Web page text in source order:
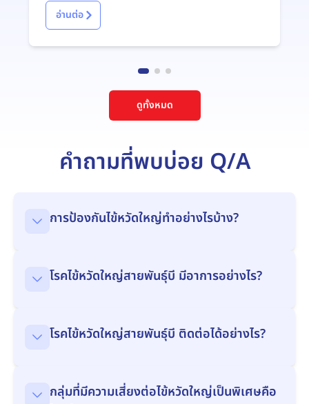
อ่านต่อ
ดูทั้งหมด
คำถามที่พบบ่อย Q/A
การป้องกันไข้หวัดใหญ่ทำอย่างไรบ้าง?
โรคไข้หวัดใหญ่สายพันธุ์บี มีอาการอย่างไร?
โรคไข้หวัดใหญ่สายพันธุ์บี ติดต่อได้อย่างไร?
กลุ่มที่มีความเสี่ยงต่อไข้หวัดใหญ่เป็นพิเศษคือ